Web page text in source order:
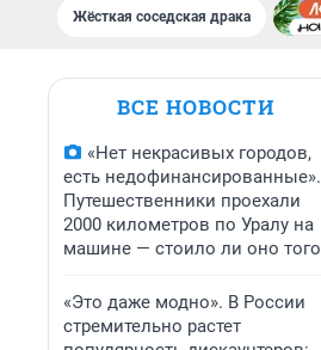
Жёсткая соседская драка
ВСЕ НОВОСТИ
«Нет некрасивых городов,
есть недофинансированные».
Путешественники проехали
2000 километров по Уралу на
машине — стоило ли оно того
«Это даже модно». В России
стремительно растет